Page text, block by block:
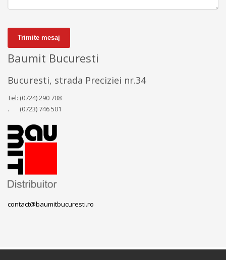
Trimite mesaj
Baumit Bucuresti
Bucuresti, strada Preciziei nr.34
Tel: (0724) 290 708
. (0723) 746 501
contact@baumitbucuresti.ro